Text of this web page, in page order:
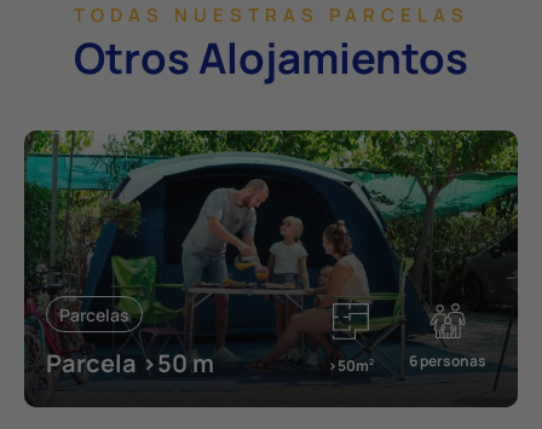
TODAS NUESTRAS PARCELAS
Otros Alojamientos
Parcelas
Parcela >50 m >50m2 6 personas